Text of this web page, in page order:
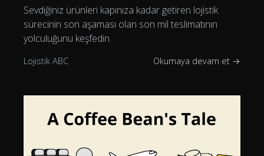
Sevdiğiniz ürünleri kapınıza kadar getiren lojistik
sürecinin son aşaması olan son mil teslimatının
yolculuğunu keşfedin.
Lojistik ABC Okumaya devam et →